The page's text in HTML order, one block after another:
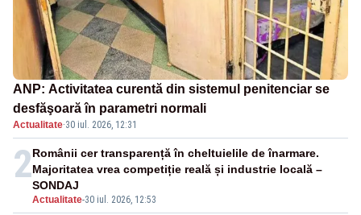
ANP: Activitatea curentă din sistemul penitenciar se
desfăşoară în parametri normali
Actualitate·30 iul. 2026, 12:31
2
Actualitate-30 iul. 2026, 12:53
Românii cer transparență în cheltuielile de înarmare.
Majoritatea vrea competiție reală și industrie locală –
SONDAJ